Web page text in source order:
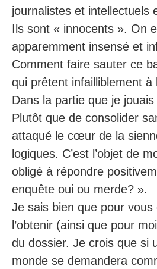
journalistes et intellectuels
Ils sont « innocents ». On
apparemment insensé et
Comment faire sauter ce
qui prêtent infailliblement à
Dans la partie que je
Plutôt que de consolider
attaqué le cœur de la
logiques. C’est l’objet de
obligé à répondre
enquête oui ou merde? ».
Je sais bien que pour
l’obtenir (ainsi que pour
du dossier. Je crois que si
monde se demandera